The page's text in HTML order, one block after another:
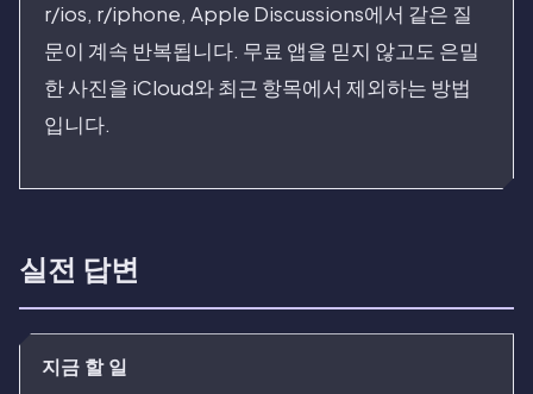
r/ios, r/iphone, Apple Discussions에서 같은 질
문이 계속 반복됩니다. 무료 앱을 믿지 않고도 은밀
한 사진을 iCloud와 최근 항목에서 제외하는 방법
입니다.
실전 답변
지금 할 일